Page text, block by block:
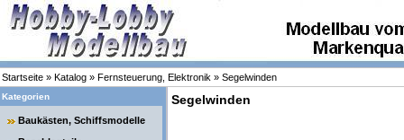
Startseite » Katalog » Fernsteuerung, Elektronik » Segelwinden
Kategorien
Baukästen, Schiffsmodelle
Segelwinden